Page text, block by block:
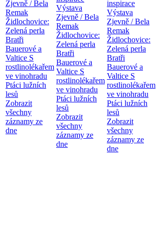
Zjevně / Bela
Remak
Židlochovice:
Zelená perla
Bratři
Bauerové a
Valtice S
rostlinolékařem
ve vinohradu
Ptáci lužních
lesů
Zobrazit
všechny
záznamy ze
dne
Výstava
Zjevně / Bela
Remak
Židlochovice:
Zelená perla
Bratři
Bauerové a
Valtice S
rostlinolékařem
ve vinohradu
Ptáci lužních
lesů
Zobrazit
všechny
záznamy ze
dne
inspirace
Výstava
Zjevně / Bela
Remak
Židlochovice:
Zelená perla
Bratři
Bauerové a
Valtice S
rostlinolékařem
ve vinohradu
Ptáci lužních
lesů
Zobrazit
všechny
záznamy ze
dne